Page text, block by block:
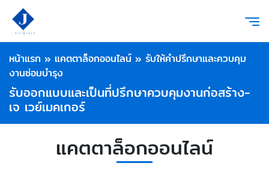
หน้าแรก » แคตตาล็อกออนไลน์ » รับให้คำปรึกษาและควบคุม
งานซ่อมบำรุง
รับออกแบบและเป็นที่ปรึกษาควบคุมงานก่อสร้าง-
เจ เวย์เมคเกอร์
แคตตาล็อกออนไลน์